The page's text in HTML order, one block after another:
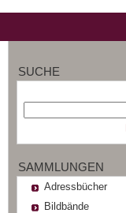
SUCHE
SAMMLUNGEN
Adressbücher
Bildbände